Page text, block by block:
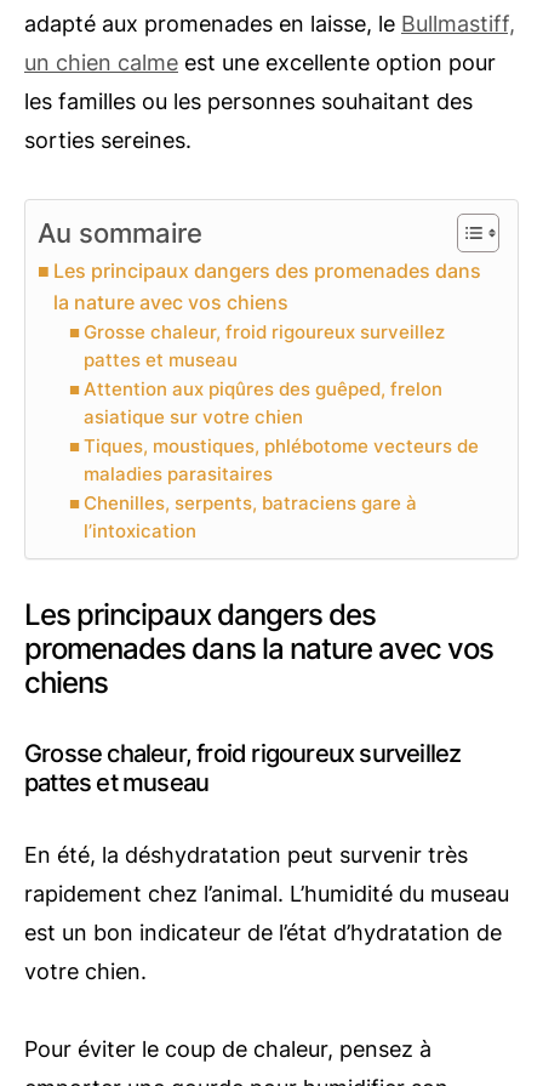
adapté aux promenades en laisse, le Bullmastiff,
un chien calme est une excellente option pour
les familles ou les personnes souhaitant des
sorties sereines.
Au sommaire
Les principaux dangers des promenades dans
la nature avec vos chiens
Grosse chaleur, froid rigoureux surveillez
pattes et museau
Attention aux piqûres des guêped, frelon
asiatique sur votre chien
Tiques, moustiques, phlébotome vecteurs de
maladies parasitaires
Chenilles, serpents, batraciens gare à
l’intoxication
Les principaux dangers des
promenades dans la nature avec vos
chiens
Grosse chaleur, froid rigoureux surveillez
pattes et museau
En été, la déshydratation peut survenir très
rapidement chez l’animal. L’humidité du museau
est un bon indicateur de l’état d’hydratation de
votre chien.
Pour éviter le coup de chaleur, pensez à